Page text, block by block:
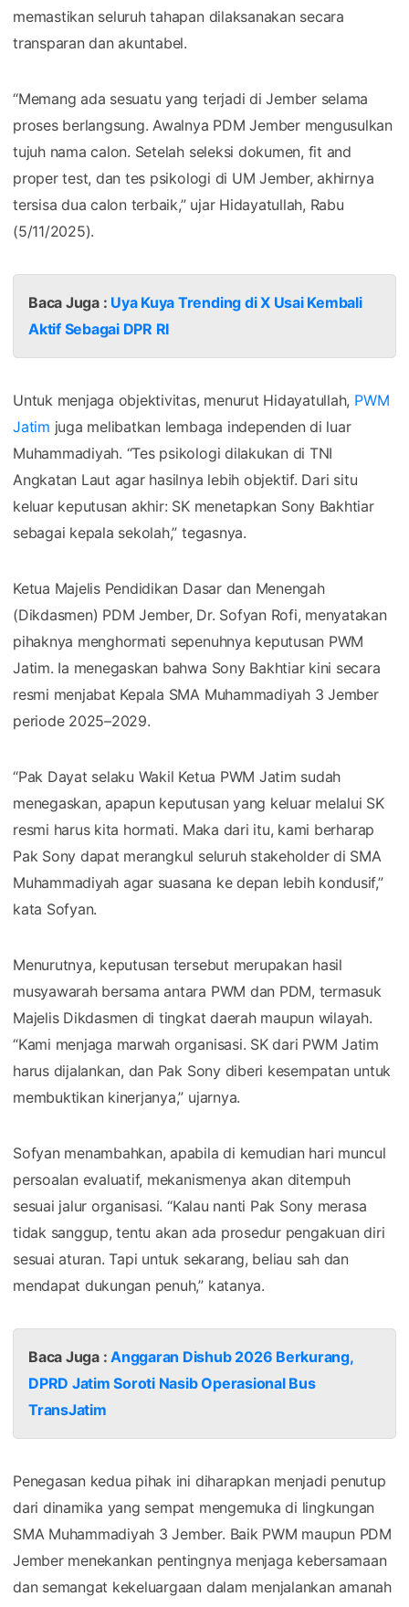
memastikan seluruh tahapan dilaksanakan secara
transparan dan akuntabel.
“Memang ada sesuatu yang terjadi di Jember selama
proses berlangsung. Awalnya PDM Jember mengusulkan
tujuh nama calon. Setelah seleksi dokumen, fit and
proper test, dan tes psikologi di UM Jember, akhirnya
tersisa dua calon terbaik,” ujar Hidayatullah, Rabu
(5/11/2025).
Baca Juga : Uya Kuya Trending di X Usai Kembali
Aktif Sebagai DPR RI
Untuk menjaga objektivitas, menurut Hidayatullah, PWM
Jatim juga melibatkan lembaga independen di luar
Muhammadiyah. “Tes psikologi dilakukan di TNI
Angkatan Laut agar hasilnya lebih objektif. Dari situ
keluar keputusan akhir: SK menetapkan Sony Bakhtiar
sebagai kepala sekolah,” tegasnya.
Ketua Majelis Pendidikan Dasar dan Menengah
(Dikdasmen) PDM Jember, Dr. Sofyan Rofi, menyatakan
pihaknya menghormati sepenuhnya keputusan PWM
Jatim. Ia menegaskan bahwa Sony Bakhtiar kini secara
resmi menjabat Kepala SMA Muhammadiyah 3 Jember
periode 2025–2029.
“Pak Dayat selaku Wakil Ketua PWM Jatim sudah
menegaskan, apapun keputusan yang keluar melalui SK
resmi harus kita hormati. Maka dari itu, kami berharap
Pak Sony dapat merangkul seluruh stakeholder di SMA
Muhammadiyah agar suasana ke depan lebih kondusif,”
kata Sofyan.
Menurutnya, keputusan tersebut merupakan hasil
musyawarah bersama antara PWM dan PDM, termasuk
Majelis Dikdasmen di tingkat daerah maupun wilayah.
“Kami menjaga marwah organisasi. SK dari PWM Jatim
harus dijalankan, dan Pak Sony diberi kesempatan untuk
membuktikan kinerjanya,” ujarnya.
Sofyan menambahkan, apabila di kemudian hari muncul
persoalan evaluatif, mekanismenya akan ditempuh
sesuai jalur organisasi. “Kalau nanti Pak Sony merasa
tidak sanggup, tentu akan ada prosedur pengakuan diri
sesuai aturan. Tapi untuk sekarang, beliau sah dan
mendapat dukungan penuh,” katanya.
Baca Juga :Anggaran Dishub 2026 Berkurang,
DPRD Jatim Soroti Nasib Operasional Bus
TransJatim
Penegasan kedua pihak ini diharapkan menjadi penutup
dari dinamika yang sempat mengemuka di lingkungan
SMA Muhammadiyah 3 Jember. Baik PWM maupun PDM
Jember menekankan pentingnya menjaga kebersamaan
dan semangat kekeluargaan dalam menjalankan amanah